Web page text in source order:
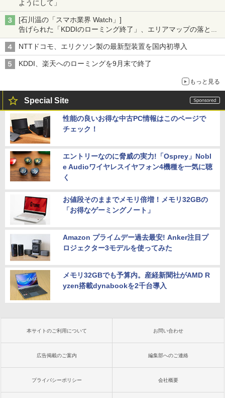
ようにして」
[石川温の「スマホ業界 Watch」]
告げられた「KDDIのローミング終了」、エリアマップの落とし
穴と楽天モバイルの課題
NTTドコモ、エリクソン製の最新型装置を国内初導入
KDDI、楽天へのローミングを9月末で終了
もっと見る
Special Site
性能の良いお得な中古PC情報はこのページで
チェック！
エントリーなのに脅威の実力!「Osprey」Nobl
e Audioワイヤレスイヤフォン4機種を一気に聴
く
お値段そのままでメモリ倍増！メモリ32GBの
「お得なゲーミングノート」
Amazon プライムデー過去最安! Anker注目プ
ロジェクター3モデルを使ってみた
メモリ32GBでも予算内。産経新聞社がAMD R
yzen搭載dynabookを2千台導入
本サイトのご利用について お問い合わせ
広告掲載のご案内 編集部へのご連絡
プライバシーポリシー 会社概要